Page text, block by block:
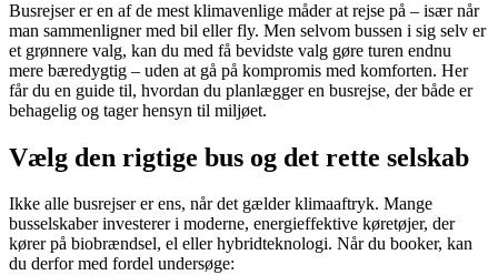
Busrejser er en af de mest klimavenlige måder at rejse på – især når
man sammenligner med bil eller fly. Men selvom bussen i sig selv er
et grønnere valg, kan du med få bevidste valg gøre turen endnu
mere bæredygtig – uden at gå på kompromis med komforten. Her
får du en guide til, hvordan du planlægger en busrejse, der både er
behagelig og tager hensyn til miljøet.
Vælg den rigtige bus og det rette selskab
Ikke alle busrejser er ens, når det gælder klimaaftryk. Mange
busselskaber investerer i moderne, energieffektive køretøjer, der
kører på biobrændsel, el eller hybridteknologi. Når du booker, kan
du derfor med fordel undersøge: